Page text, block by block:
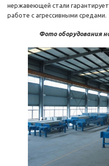
нержавеющей стали
работе с агрессивными средами.
Фото оборудования